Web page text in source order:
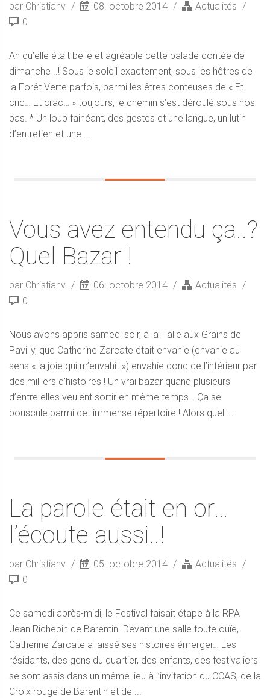
par Christianv 08. octobre 2014
Actualités
0
Ah qu’elle était belle et agréable cette balade contée de
dimanche ..! Sous le soleil exactement, sous les hêtres de
la Forêt Verte parfois, parmi les êtres conteuses de « Et
cric… Et crac… » toujours, le chemin s’est déroulé sous nos
pas. * Un loup fainéant, des gestes et une langue, un lutin
d’entretien et une ...
Vous avez entendu ça..?
Quel Bazar !
par Christianv 06. octobre 2014
Actualités
0
Nous avons appris samedi soir, à la Halle aux Grains de
Pavilly, que Catherine Zarcate était envahie (envahie au
sens « la joie qui m’envahit ») envahie donc de l’intérieur par
des milliers d’histoires ! Un vrai bazar quand plusieurs
d’entre elles veulent sortir en même temps… Ça se
bouscule parmi cet immense répertoire ! Alors quel ...
La parole était en or…
l’écoute aussi..!
par Christianv 05. octobre 2014
Actualités
0
Ce samedi après-midi, le Festival faisait étape à la RPA
Jean Richepin de Barentin. Devant une salle toute ouïe,
Catherine Zarcate a laissé ses histoires émerger… Les
résidants, des gens du quartier, des enfants, des festivaliers
se sont assis dans un même lieu à l’invitation du CCAS, de la
Croix rouge de Barentin et de ...